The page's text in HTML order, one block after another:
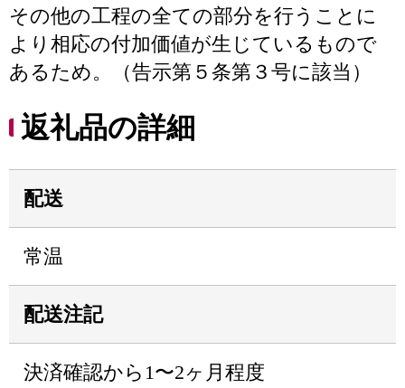
その他の工程の全ての部分を行うことに
より相応の付加価値が生じているもので
あるため。（告示第５条第３号に該当）
返礼品の詳細
配送
常温
配送注記
決済確認から1〜2ヶ月程度